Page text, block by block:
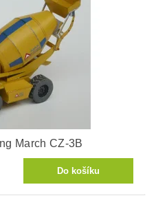
March CZ-3B